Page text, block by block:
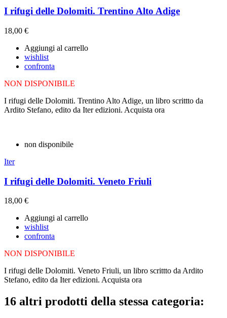
I rifugi delle Dolomiti. Trentino Alto Adige
18,00 €
Aggiungi al carrello
wishlist
confronta
NON DISPONIBILE
I rifugi delle Dolomiti. Trentino Alto Adige, un libro scrittto da
Ardito Stefano, edito da Iter edizioni. Acquista ora
non disponibile
Iter
I rifugi delle Dolomiti. Veneto Friuli
18,00 €
Aggiungi al carrello
wishlist
confronta
NON DISPONIBILE
I rifugi delle Dolomiti. Veneto Friuli, un libro scrittto da Ardito
Stefano, edito da Iter edizioni. Acquista ora
16 altri prodotti della stessa categoria: